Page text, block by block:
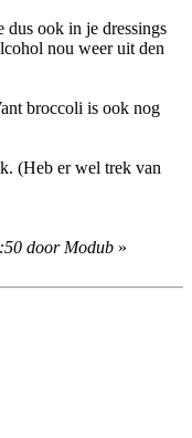
ook in je dressings
nou weer uit den
broccoli is ook nog
(Heb er wel trek van
door Modub »